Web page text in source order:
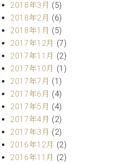
W.
ホ
フ
マ
ン
ト
ラ
デ
ィ
シ
ョ
ン
W.
技
術
営
業
セ
ン
タ
ー
ス
タ
フ
ご
挨
2018年3月 (5)
2018年2月 (6)
2018年1月 (5)
2017年12月 (7)
2017年11月 (2)
2017年10月 (1)
2017年7月 (1)
2017年6月 (4)
2017年5月 (4)
2017年4月 (2)
2017年3月 (2)
2016年12月 (2)
2016年11月 (2)